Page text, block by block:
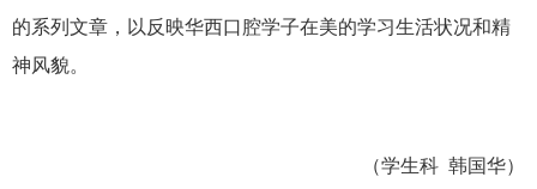
的系列文章，以反映华西口腔学子在美的学习生活状况和精
神风貌。
（学生科 韩国华）